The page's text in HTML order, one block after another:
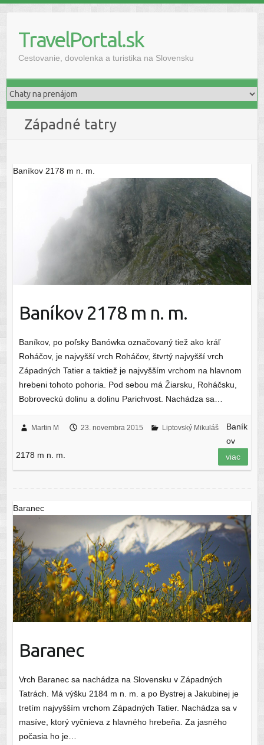
TravelPortal.sk
Cestovanie, dovolenka a turistika na Slovensku
západné tatry
Baníkov 2178 m n. m.
Baníkov 2178 m n. m.
Baníkov, po poľsky Banówka označovaný tiež ako kráľ
Roháčov, je najvyšší vrch Roháčov, štvrtý najvyšší vrch
Západných Tatier a taktiež je najvyšším vrchom na hlavnom
hrebeni tohoto pohoria. Pod sebou má Žiarsku, Roháčsku,
Bobroveckú dolinu a dolinu Parichvost. Nachádza sa…
Martin M 23. novembra 2015 Liptovský Mikuláš
Baník
ov
2178 m n. m.
viac
Baranec
Baranec
Vrch Baranec sa nachádza na Slovensku v Západných
Tatrách. Má výšku 2184 m n. m. a po Bystrej a Jakubinej je
tretím najvyšším vrchom Západných Tatier. Nachádza sa v
masíve, ktorý vyčnieva z hlavného hrebeňa. Za jasného
počasia ho je…